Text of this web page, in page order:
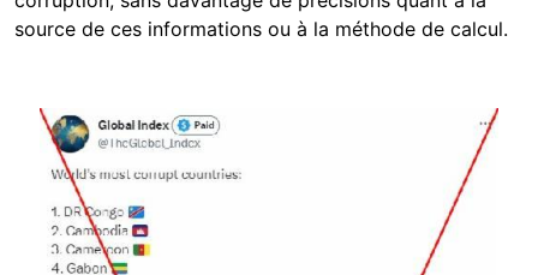
source de ces informations ou à la méthode de calcul.
Image